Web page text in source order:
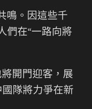
鳴。因這些千
們在“一路向將
將開門迎客，展
隊將力爭在新